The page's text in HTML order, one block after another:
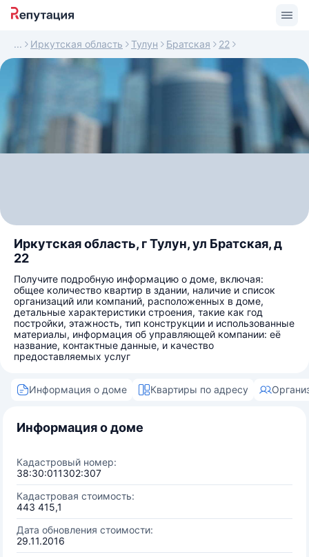
Иркутская область Тулун Братская 22
Иркутская область, г Тулун, ул Братская, д
22
Получите подробную информацию о доме, включая:
общее количество квартир в здании, наличие и список
организаций или компаний, расположенных в доме,
детальные характеристики строения, такие как год
постройки, этажность, тип конструкции и использованные
материалы, информация об управляющей компании: её
название, контактные данные, и качество
предоставляемых услуг
Информация о доме Квартиры по адресу
Информация о доме
Кадастровый номер:
38:30:011302:307
Кадастровая стоимость:
443 415,1
Дата обновления стоимости:
29.11.2016